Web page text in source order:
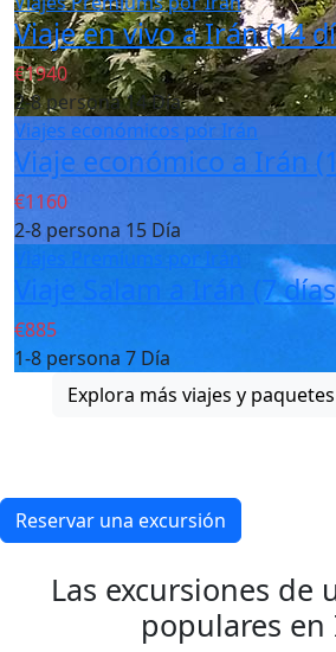
Viaje en vivo a Irán (14
€1940
2-8 persona14 Día
Viajes económicos por Irán
Viaje económico a Irán
€1160
2-8 persona 15 Día
Viajes Premiums por Irán
Viaje Salam a Irán (7
€885
1-8 persona 7 Día
Explora más viajes y
Reservar una excursión
Las excursiones de
populares en